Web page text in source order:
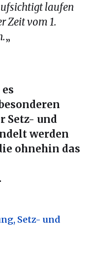
laufen
Zeit vom 1.
„
Setz- und
werden
ohnehin das
, Setz- und